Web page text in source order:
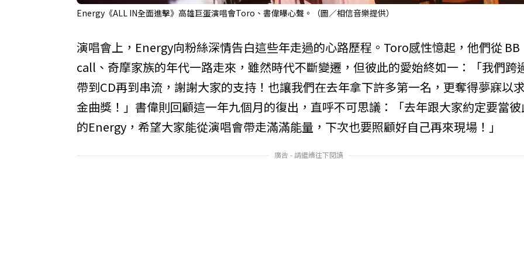
Energy《ALL IN全面進擊》高雄巨蛋演唱會Toro、書偉曝心聲。（圖／相信音樂提供）
演唱會上，Energy向粉絲深情告白這些年走過的心路歷程。Toro感性憶起，他們從 BB
call、奇摩家族的年代一路走來，雖然時代不斷變遷，但彼此的愛始終如一：「我們跨
帶到CD再到串流，謝謝大家的支持！也讓我們在去年拿下許多第一名，更奪得夢寐以
金曲獎！」書偉則回顧這一年九個月的復出，直呼不可思議：「去年跟大家約定要當
的Energy，希望大家能從演唱會帶走滿滿能量，下次也要照顧好自己再來現場！」
廣告 - 請繼續往下閱讀